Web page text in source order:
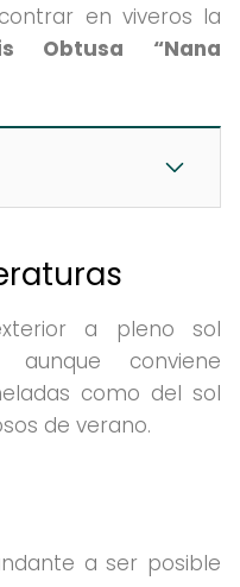
en viveros la
Obtusa “Nana
a pleno sol
conviene
como del sol
de verano.
a ser posible